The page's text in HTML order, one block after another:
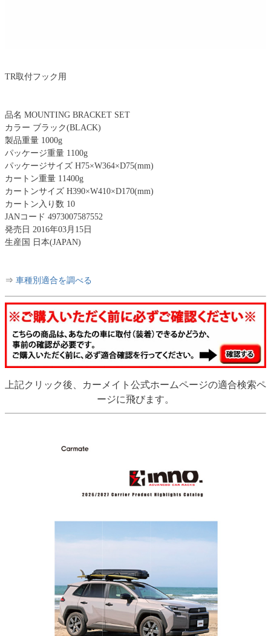
TR取付フック用
品名 MOUNTING BRACKET SET
カラー ブラック(BLACK)
製品重量 1000g
パッケージ重量 1100g
パッケージサイズ H75×W364×D75(mm)
カートン重量 11400g
カートンサイズ H390×W410×D170(mm)
カートン入り数 10
JANコード 4973007587552
発売日 2016年03月15日
生産国 日本(JAPAN)
⇒ 車種別適合を調べる
上記クリック後、カーメイト公式ホームページの適合検索ペ
ージに飛びます。